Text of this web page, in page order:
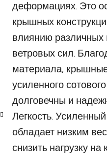
деформациях. Это
крышных
влиянию различных
ветровых сил.
материала,
усиленного
долговечны и
Легкость.
обладает низким
снизить нагрузку